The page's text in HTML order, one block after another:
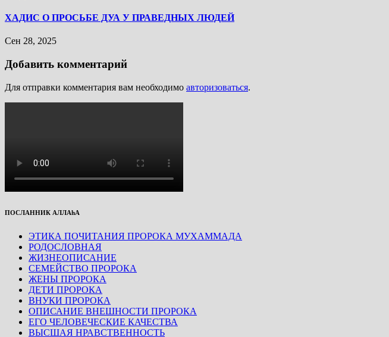
ХАДИС О ПРОСЬБЕ ДУА У ПРАВЕДНЫХ ЛЮДЕЙ
Сен 28, 2025
Добавить комментарий
Для отправки комментария вам необходимо авторизоваться.
ПОСЛАННИК АЛЛАhА
ЭТИКА ПОЧИТАНИЯ ПРОРОКА МУХАММАДА
РОДОСЛОВНАЯ
ЖИЗНЕОПИСАНИЕ
СЕМЕЙСТВО ПРОРОКА
ЖЕНЫ ПРОРОКА
ДЕТИ ПРОРОКА
ВНУКИ ПРОРОКА
ОПИСАНИЕ ВНЕШНОСТИ ПРОРОКА
ЕГО ЧЕЛОВЕЧЕСКИЕ КАЧЕСТВА
ВЫСШАЯ НРАВСТВЕННОСТЬ